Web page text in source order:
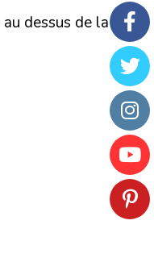
dessus de la